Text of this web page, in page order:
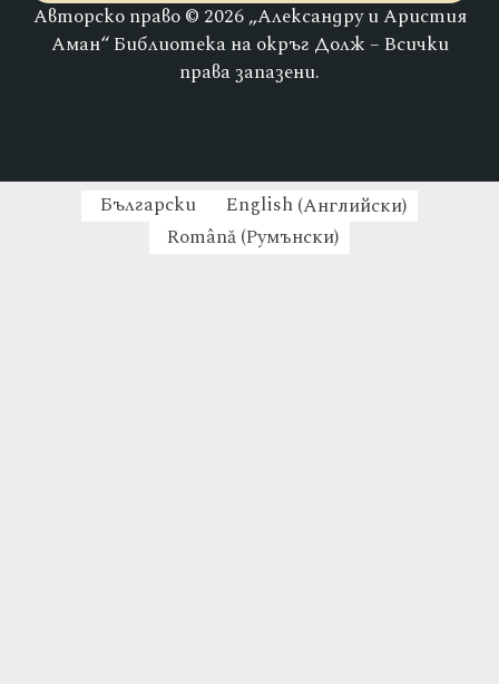
Авторско право © 2026 „Александру и Аристия
Аман“ Библиотека на окръг Долж – Всички
права запазени.
Български English(Английски)
Română(Румънски)